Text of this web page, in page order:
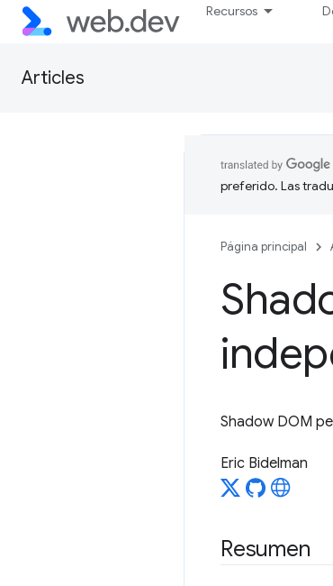
Recursos
Articles
preferido. Las
Página principal
Shadow DOM
Eric Bidelman
Resumen